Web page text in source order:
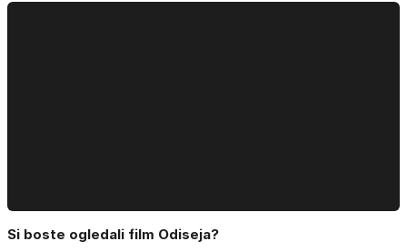
Si boste ogledali film Odiseja?